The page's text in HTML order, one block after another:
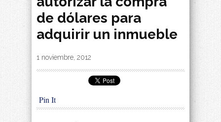
de dólares para
adquirir un inmueble
By|
1 noviembre, 2012
Pin It